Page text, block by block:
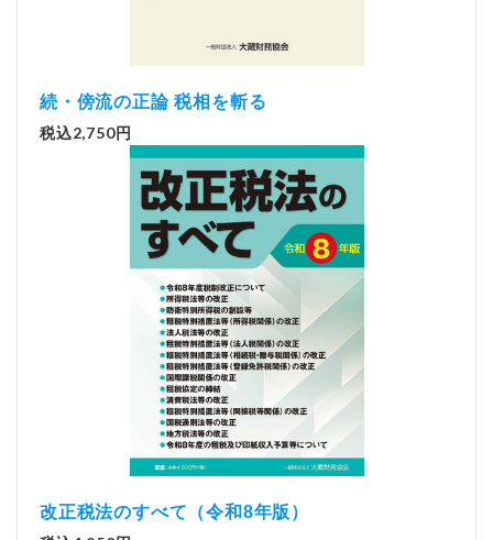
続・傍流の正論 税相を斬る
税込2,750円
改正税法のすべて（令和8年版）